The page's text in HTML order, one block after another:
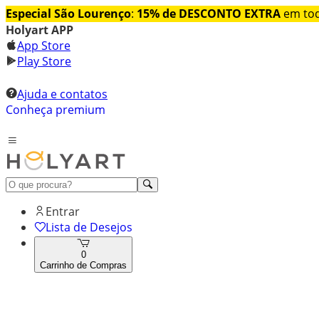
Especial São Lourenço: 15% de DESCONTO EXTRA em
Holyart APP
App Store
Play Store
Ajuda e contatos
Conheça premium
Entrar
Lista de Desejos
0
Carrinho de Compras